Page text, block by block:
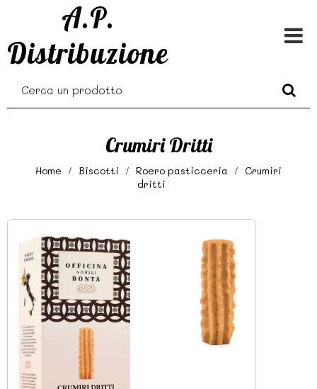
A.P.
Distribuzione
Crumiri Dritti
Home Biscotti Roero pasticceria
Crumiri
dritti